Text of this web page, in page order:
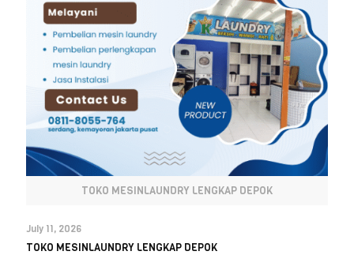
TOKO MESINLAUNDRY LENGKAP DEPOK
July 11, 2026
TOKO MESINLAUNDRY LENGKAP DEPOK